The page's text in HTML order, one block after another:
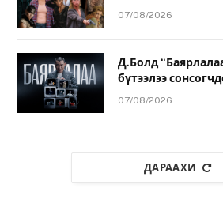
07/08/2026
Д.Болд
бүтээлээ
07/08/2026
ДАРААХИ